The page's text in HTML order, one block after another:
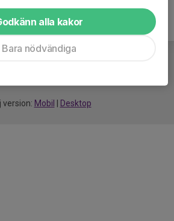
version: Mobil Desktop
alla kakor
Bara nödvändiga